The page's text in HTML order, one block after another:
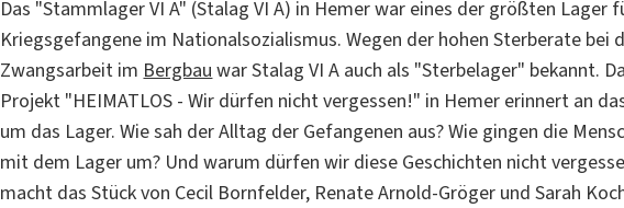
Das "Stammlager VI A" (Stalag VI A) in Hemer war eines der größten Lager
Kriegsgefangene im Nationalsozialismus. Wegen der hohen Sterberate bei
Zwangsarbeit im Bergbau war Stalag VI A auch als "Sterbelager" bekannt.
Projekt "HEIMATLOS - Wir dürfen nicht vergessen!" in Hemer erinnert an
um das Lager. Wie sah der Alltag der Gefangenen aus? Wie gingen die
mit dem Lager um? Und warum dürfen wir diese Geschichten nicht
macht das Stück von Cecil Bornfelder, Renate Arnold-Gröger und Sarah